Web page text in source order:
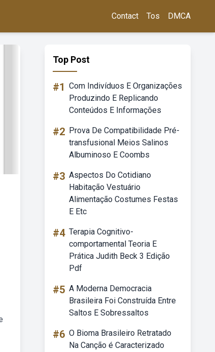
Contact Tos DMCA
Top Post
#1 Com Indivíduos E Organizações
Produzindo E Replicando
Conteúdos E Informações
#2 Prova De Compatibilidade Pré-
transfusional Meios Salinos
Albuminoso E Coombs
#3 Aspectos Do Cotidiano
Habitação Vestuário
Alimentação Costumes Festas
E Etc
#4 Terapia Cognitivo-
comportamental Teoria E
Prática Judith Beck 3 Edição
Pdf
#5 A Moderna Democracia
Brasileira Foi Construída Entre
Saltos E Sobressaltos
#6 O Bioma Brasileiro Retratado
Na Canção é Caracterizado